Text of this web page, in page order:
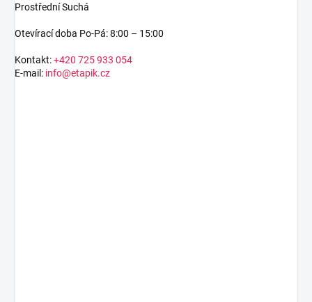
Prostřední Suchá
Otevírací doba Po-Pá: 8:00 – 15:00
Kontakt:+420 725 933 054
E-mail: info@etapik.cz